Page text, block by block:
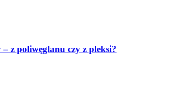
z poliwęglanu czy z pleksi?